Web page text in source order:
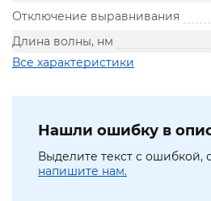
Отключение выравнивания
Длина волны, нм
Все характеристики
Нашли ошибку в
Выделите текст с ошибкой,
напишите нам.